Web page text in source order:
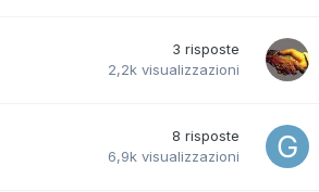
3 risposte
2,2k visualizzazioni
8 risposte
6,9k visualizzazioni